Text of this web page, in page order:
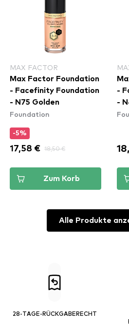
MAX FACTOR
Max Factor Foundation
- Facefinity Foundation
- N75 Golden
Foundation
-5%
17,58 € 18,50 €
Zum Korb
-
-
Alle Produkte
28-TAGE-RÜCKGABERECHT